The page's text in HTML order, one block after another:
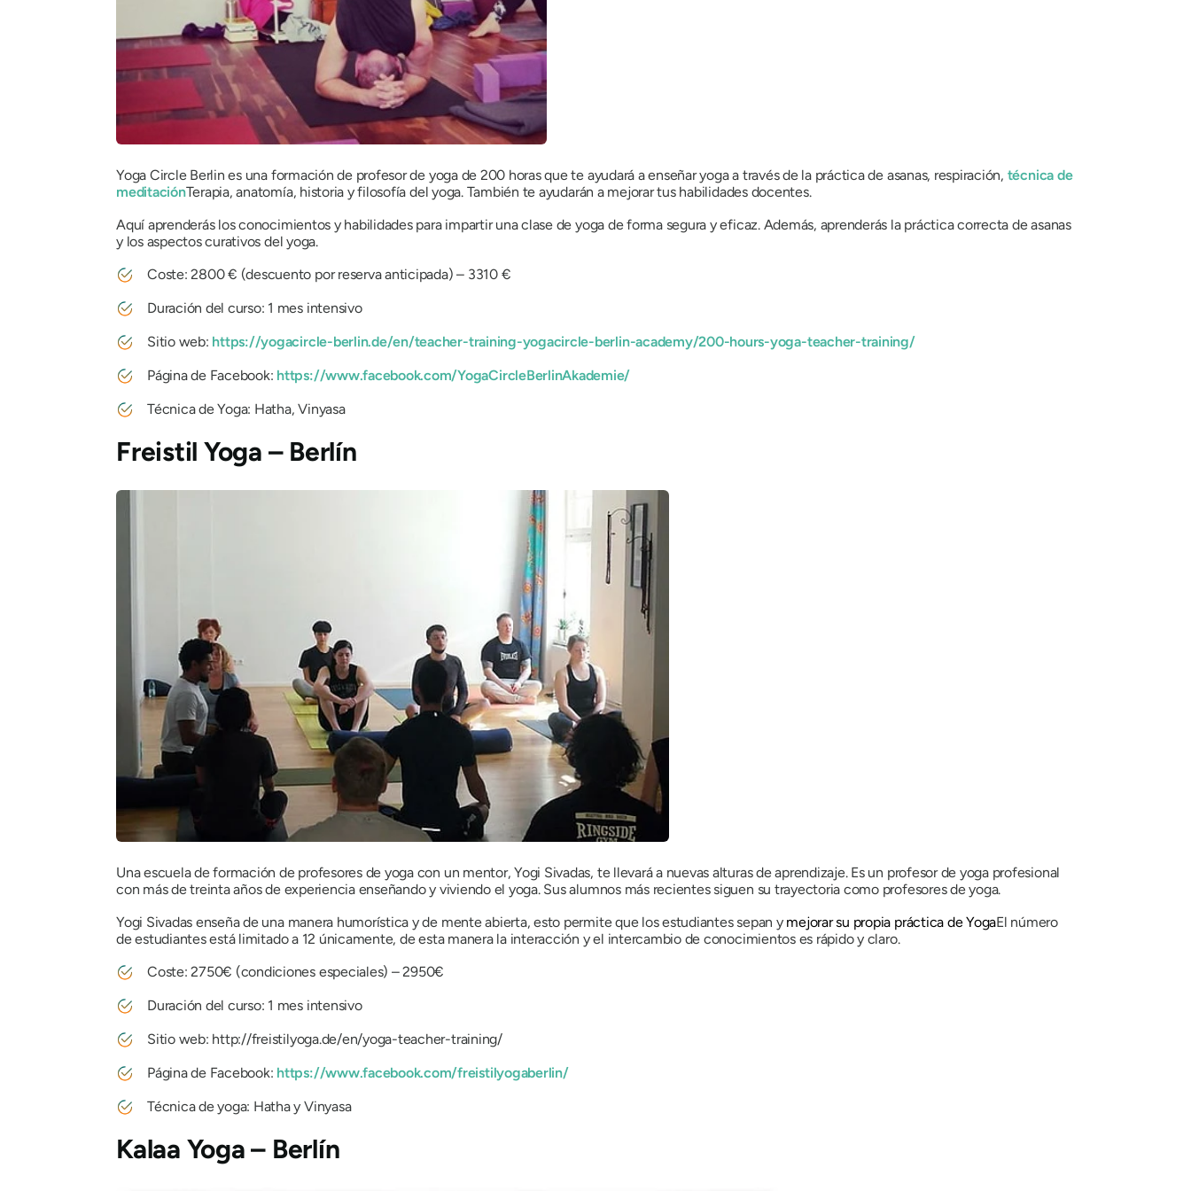
Yoga Circle Berlin es una formación de profesor de yoga de 200 horas que te ayudará a enseñar yoga a través de la práctica de asanas, respiración, técnica de
meditaciónTerapia, anatomía, historia y filosofía del yoga. También te ayudarán a mejorar tus habilidades docentes.
Aquí aprenderás los conocimientos y habilidades para impartir una clase de yoga de forma segura y eficaz. Además, aprenderás la práctica correcta de asanas
y los aspectos curativos del yoga.
Coste: 2800 € (descuento por reserva anticipada) – 3310 €
Duración del curso: 1 mes intensivo
Sitio web: https://yogacircle-berlin.de/en/teacher-training-yogacircle-berlin-academy/200-hours-yoga-teacher-training/
Página de Facebook: https://www.facebook.com/YogaCircleBerlinAkademie/
Técnica de Yoga: Hatha, Vinyasa
Freistil Yoga – Berlín
Una escuela de formación de profesores de yoga con un mentor, Yogi Sivadas, te llevará a nuevas alturas de aprendizaje. Es un profesor de yoga profesional
con más de treinta años de experiencia enseñando y viviendo el yoga. Sus alumnos más recientes siguen su trayectoria como profesores de yoga.
Yogi Sivadas enseña de una manera humorística y de mente abierta, esto permite que los estudiantes sepan y mejorar su propia práctica de YogaEl número
de estudiantes está limitado a 12 únicamente, de esta manera la interacción y el intercambio de conocimientos es rápido y claro.
Coste: 2750€ (condiciones especiales) – 2950€
Duración del curso: 1 mes intensivo
Sitio web: http://freistilyoga.de/en/yoga-teacher-training/
Página de Facebook: https://www.facebook.com/freistilyogaberlin/
Técnica de yoga: Hatha y Vinyasa
Kalaa Yoga – Berlín